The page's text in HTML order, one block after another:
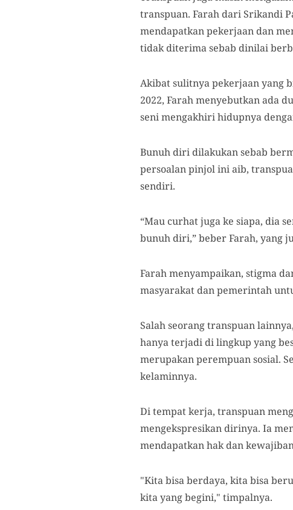
transpuan. Farah dari Srikandi
mendapatkan pekerjaan dan
tidak diterima sebab dinilai
Akibat sulitnya pekerjaan yang
2022, Farah menyebutkan ada
seni mengakhiri hidupnya
Bunuh diri dilakukan sebab
persoalan pinjol ini aib,
sendiri.
“Mau curhat juga ke siapa, dia
bunuh diri,” beber Farah, yang
Farah menyampaikan, stigma
masyarakat dan pemerintah
Salah seorang transpuan
hanya terjadi di lingkup yang
merupakan perempuan sosial.
kelaminnya.
Di tempat kerja, transpuan
mengekspresikan dirinya. Ia
mendapatkan hak dan
"Kita bisa berdaya, kita bisa
kita yang begini," timpalnya.